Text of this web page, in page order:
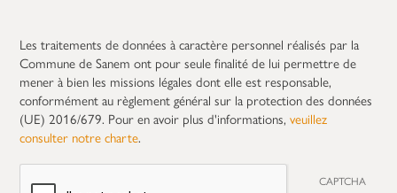
Les traitements de données à caractère personnel réalisés par la
Commune de Sanem ont pour seule finalité de lui permettre de
mener à bien les missions légales dont elle est responsable,
conformément au règlement général sur la protection des données
(UE) 2016/679. Pour en avoir plus d'informations,veuillez
consulter notre charte.
CAPTCHA